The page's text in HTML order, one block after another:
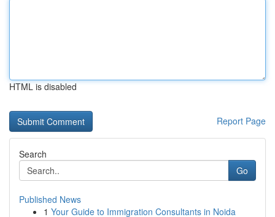
HTML is disabled
Report Page
Search
Go
Published News
1 Your Guide to Immigration Consultants in Noida